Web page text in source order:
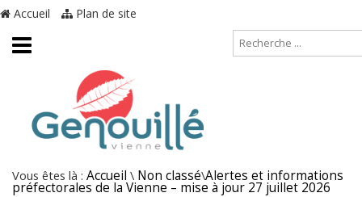
Accueil Plan de site
Vous êtes là : Accueil \ Non classé\Alertes et informations
préfectorales de la Vienne – mise à jour 27 juillet 2026